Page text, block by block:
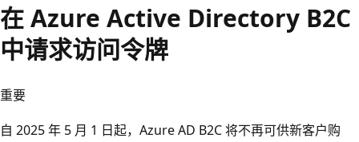
在 Azure Active Directory B2C
中请求访问令牌
重要
自 2025 年 5 月 1 日起，Azure AD B2C 将不再可供新客户购